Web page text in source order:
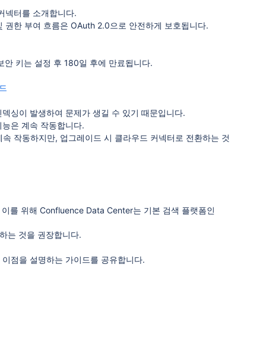
넥터를 소개합니다.
한 부여 흐름은 OAuth 2.0으로 안전하게 보호됩니다.
키는 설정 후 180일 후에 만료됩니다.
싱이 발생하여 문제가 생길 수 있기 때문입니다.
은 계속 작동합니다.
작동하지만, 업그레이드 시 클라우드 커넥터로 전환하는 것
를 위해 Confluence Data Center는 기본 검색 플랫폼인
는 것을 권장합니다.
점을 설명하는 가이드를 공유합니다.